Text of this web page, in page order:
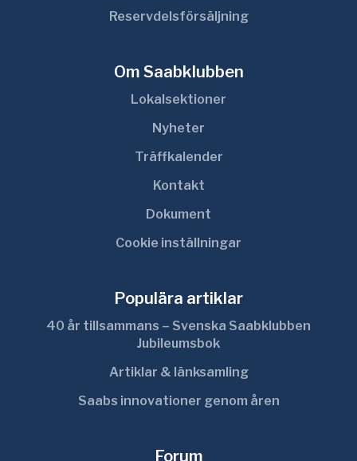
Reservdelsförsäljning
Om Saabklubben
Lokalsektioner
Nyheter
Träffkalender
Kontakt
Dokument
Cookie inställningar
Populära artiklar
40 år tillsammans – Svenska Saabklubben
Jubileumsbok
Artiklar & länksamling
Saabs innovationer genom åren
Forum